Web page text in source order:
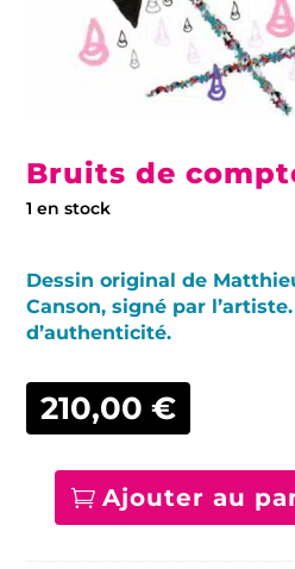
Bruits de
1 en stock
Dessin original de
Canson, signé par
d’authenticité.
210,00€
quantité Ajouter au